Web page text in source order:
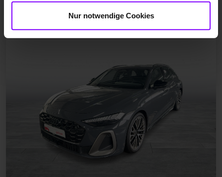
Nur notwendige Cookies
Audi A5